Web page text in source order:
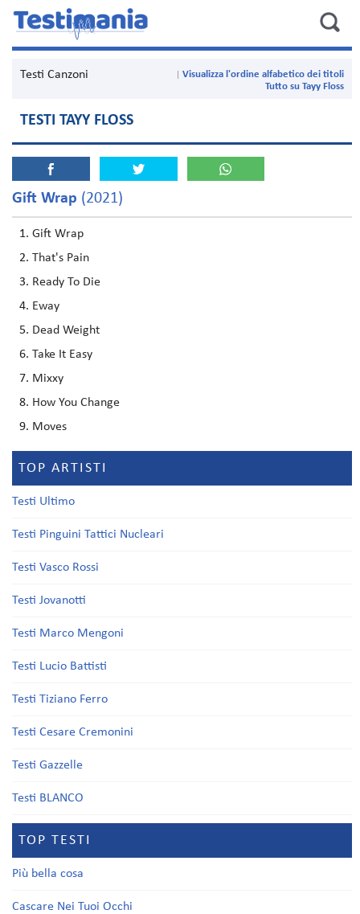
Testi Canzoni
Visualizza l'ordine alfabetico dei titoli
Tutto su Tayy Floss
TESTI TAYY FLOSS
Gift Wrap (2021)
Gift Wrap
That's Pain
Ready To Die
Eway
Dead Weight
Take It Easy
Mixxy
How You Change
Moves
TOP ARTISTI
Testi Ultimo
Testi Pinguini Tattici Nucleari
Testi Vasco Rossi
Testi Jovanotti
Testi Marco Mengoni
Testi Lucio Battisti
Testi Tiziano Ferro
Testi Cesare Cremonini
Testi Gazzelle
Testi BLANCO
TOP TESTI
Più bella cosa
Cascare Nei Tuoi Occhi